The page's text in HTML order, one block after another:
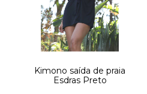
Kimono saída de praia
Esdras Preto